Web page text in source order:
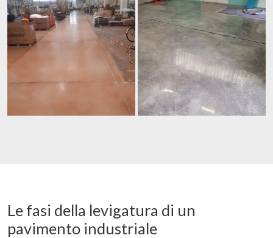
Le fasi della levigatura di un
pavimento industriale